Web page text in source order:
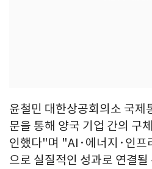
윤철민 대한상공회의소 국
문을 통해 양국 기업 간의 구
인했다"며 "AI·에너지·인프
으로 실질적인 성과로 연결